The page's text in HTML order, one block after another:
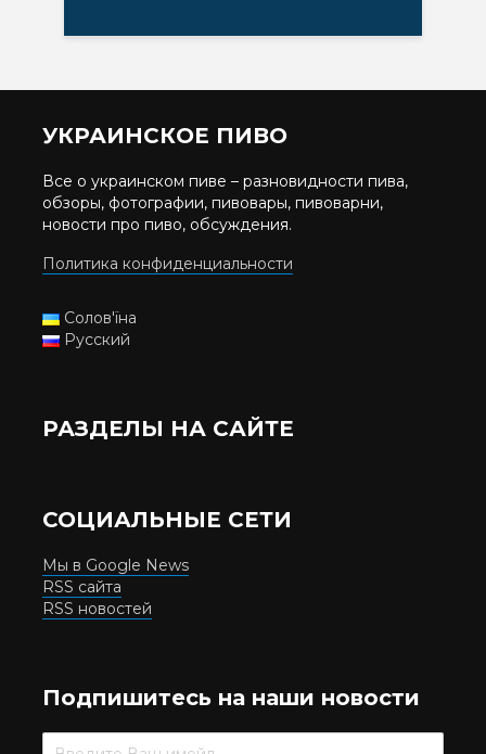
УКРАИНСКОЕ ПИВО
Все о украинском пиве – разновидности пива,
обзоры, фотографии, пивовары, пивоварни,
новости про пиво, обсуждения.
Политика конфиденциальности
Солов'їна
Русский
РАЗДЕЛЫ НА САЙТЕ
СОЦИАЛЬНЫЕ СЕТИ
Мы в Google News
RSS сайта
RSS новостей
Подпишитесь на наши новости